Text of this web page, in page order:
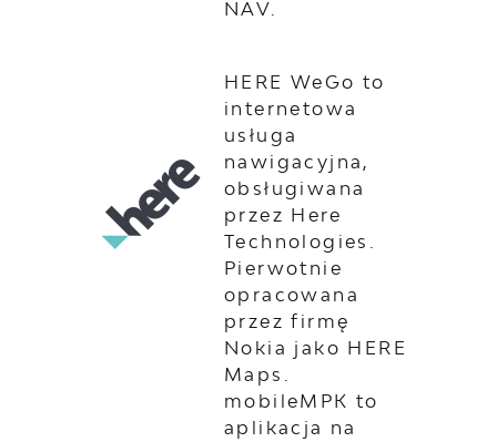
NAV.
HERE WeGo to
internetowa
usługa
nawigacyjna,
obsługiwana
przez Here
Technologies.
Pierwotnie
opracowana
przez firmę
Nokia jako HERE
Maps.
mobileMPK to
aplikacja na